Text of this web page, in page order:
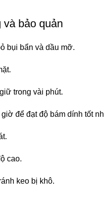
bảo quản
bụi bẩn và dầu mỡ.
trong vài phút.
để đạt độ bám dính tốt
cao.
keo bị khô.